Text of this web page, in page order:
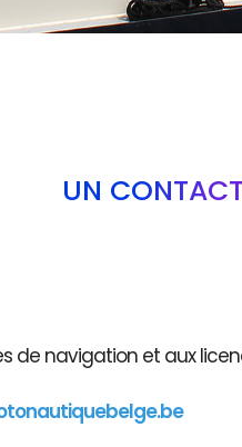
UN
de navigation et aux